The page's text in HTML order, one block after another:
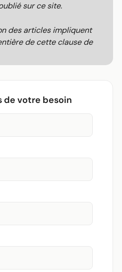
sur ce site.
des articles impliquent
de cette clause de
de votre besoin